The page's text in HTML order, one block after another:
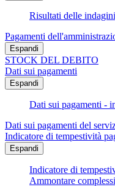
Risultati delle
Pagamenti
Espandi
STOCK DEL DEBITO
Dati sui pagamenti
Espandi
Dati sui pagamenti -
Dati sui pagamenti del
Indicatore di tempestività
Espandi
Indicatore di
Ammontare